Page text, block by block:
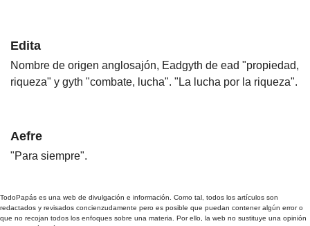
Edita
Nombre de origen anglosajón, Eadgyth de ead "propiedad,
riqueza" y gyth "combate, lucha". "La lucha por la riqueza".
Aefre
"Para siempre".
TodoPapás es una web de divulgación e información. Como tal, todos los artículos son
redactados y revisados concienzudamente pero es posible que puedan contener algún error o
que no recojan todos los enfoques sobre una materia. Por ello, la web no sustituye una opinión